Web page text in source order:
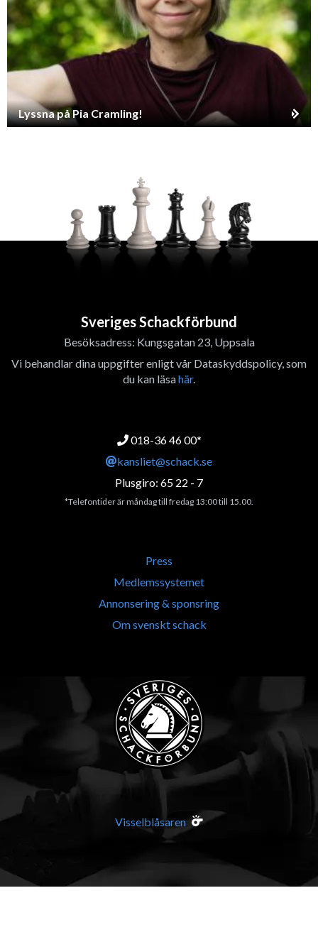
Lyssna på Pia Cramling!
Sveriges Schackförbund
Besöksadress: Kungsgatan 23, Uppsala
Vi behandlar dina uppgifter enligt vår Dataskyddspolicy, som
du kan läsahär.
018-36 46 00*
kansliet@schack.se
Plusgiro: 65 22 - 7
*Telefontider är måndag till fredag 13:00 till 15.00.
Press
Medlemssystemet
Annonsering & sponsring
Om svenskt schack
Visselblåsaren